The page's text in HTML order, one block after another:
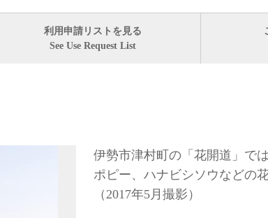
利用申請リストを見る
See Use Request List
伊勢市津村町の「花開道」で
ポピー、ハナビシソウなどの
（2017年5月撮影）